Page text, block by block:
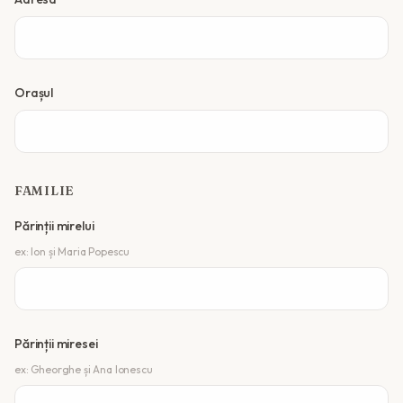
Orașul
FAMILIE
Părinții mirelui
ex: Ion și Maria Popescu
Părinții miresei
ex: Gheorghe și Ana Ionescu